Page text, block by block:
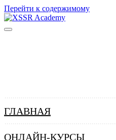
Перейти к содержимому
ГЛАВНАЯ
ОНЛАЙН-КУРСЫ